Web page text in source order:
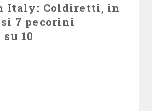
Italy: Coldiretti, in
7 pecorini
10